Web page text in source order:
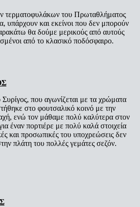
τερματοφυλάκων του Πρωταθλήματος
υπάρχουν και εκείνοι που δεν μπορούν
θα δούμε μερικούς από αυτούς
από το κλασικό ποδόσφαιρο.
Συρίγος, που αγωνίζεται με τα χρώματα
στο φουτσαλικό κοινό με την
ενώ τον μάθαμε πολύ καλύτερα στον
έναν πορτιέρε με πολύ καλά στοιχεία
και προσωπικές του υποχρεώσεις δεν
πλάτη του πολλές γεμάτες σεζόν.